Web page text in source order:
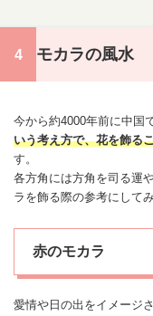
モカラの風水
今から約4000年前に中国
いう考え方で、花を飾る
す。
各方角には方角を司る運
ラを飾る際の参考にして
赤のモカラ
愛情や日の出をイメージ